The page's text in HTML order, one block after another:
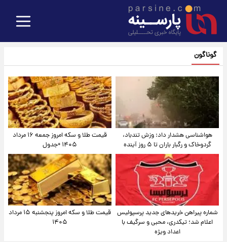
گوناگون
هواشناسی هشدار داد: وزش تندباد،
گردوخاک و رگبار باران تا ۵ روز آینده
قیمت طلا و سکه امروز جمعه ۱۶ مرداد
۱۴۰۵ +جدول
شماره پیراهن خریدهای جدید پرسپولیس
اعلام شد؛ تیکدری، محبی و سرگیف با
اعداد ویژه
قیمت طلا و سکه امروز پنجشنبه ۱۵ مرداد
۱۴۰۵